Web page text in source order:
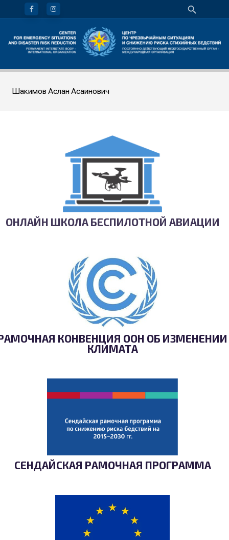
Шакимов Аслан Асаинович
ОНЛАЙН ШКОЛА БЕСПИЛОТНОЙ АВИАЦИИ
КОНВЕНЦИЯ ООН ОБ ИЗМЕНЕНИИ
КЛИМАТА
СЕНДАЙСКАЯ РАМОЧНАЯ ПРОГРАММА